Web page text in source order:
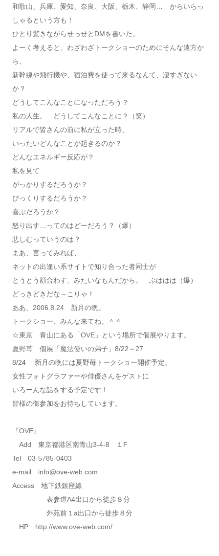
和歌山、兵庫、愛知、奈良、大阪、栃木、静岡… からいらっ
しゃるという方も！
ひとり驚きながらせっせとDMを書いた。
よーく考えると、わざわざトークショーのためにそんな遠方か
ら、
新幹線や飛行機や、宿泊費を使って来るなんて、凄すぎない
か？
どうしてこんなことになっただろう？
私の人生。 どうしてこんなことに？（笑）
リアルで皆さんの前に私が立った時、
いったいどんなことが起きるのか？
どんなエネルギー反応が？
私を見て
がっかりするだろうか？
びっくりするだろうか？
喜ぶだろうか？
怒り出す…ってのはどーだろう？（爆）
悲しむっていうのは？
まあ、言ってみれば、
ネットの出逢い系サイトで知り合った者同士が
とうとう顔合わす、みたいなもんだから。 ぶははは（爆）
どっきどきだな～こりゃ！
ああ、2006.8.24 新月の晩。
トークショー、みんな来てね。＾＾
☆東京 青山にある「OVE」という場所で個展やります。
夏野苺 個展「魔法使いの弟子」8/22～27
8/24 新月の晩には夏野苺トークショー開催予定。
女性フォトグラファーや俳優さんをゲストに
いろーんな話をする予定です！
皆様の御参加をお待ちしています。
『OVE』
Add 東京都港区南青山3-4-8 １F
Tel 03-5785-0403
e-mail info@ove-web.com
Access 地下鉄銀座線
表参道A4出口から徒歩８分
外苑前１a出口から徒歩８分
HP http://www.ove-web.com/